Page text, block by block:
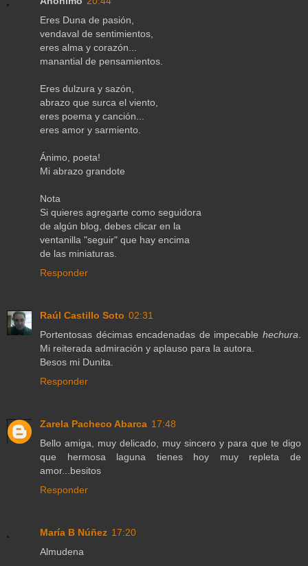
Eres Duna de pasión,
vendaval de sentimientos,
eres alma y corazón...
manantial de pensamientos.
Eres dulzura y sazón,
abrazo que surca el viento,
eres poema y canción...
eres amor y sarmiento.
Ánimo, poeta!
Mi abrazo grandote
Nota
Si quieres agregarte como seguidora
de algún blog, debes clicar en la
ventanilla "seguir" que hay encima
de las miniaturas.
Responder
Raúl Castillo Soto 02:31
Portentosas décimas encadenadas de impecable hechura
Mi reiterada admiración y aplauso para la autora.
Besos mi Dunita.
Responder
Zarela Pacheco Abarca 17:48
Bello amiga, muy delicado, muy sincero y para que te digo
que hermosa laguna tienes hoy muy repleta de
amor...besitos
Responder
María B Núñez 17:20
Almudena